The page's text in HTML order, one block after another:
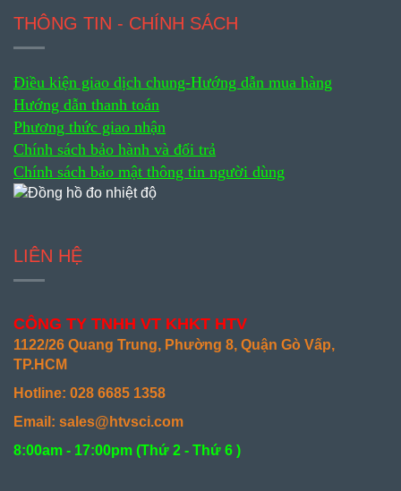
THÔNG TIN - CHÍNH SÁCH
Điều kiện giao dịch chung-Hướng dẫn mua hàng
Hướng dẫn thanh toán
Phương thức giao nhận
Chính sách bảo hành và đổi trả
Chính sách bảo mật thông tin người dùng
LIÊN HỆ
CÔNG TY TNHH VT KHKT HTV
1122/26 Quang Trung, Phường 8, Quận Gò Vấp,
TP.HCM
Hotline: 028 6685 1358
Email: sales@htvsci.com
8:00am - 17:00pm (Thứ 2 - Thứ 6 )